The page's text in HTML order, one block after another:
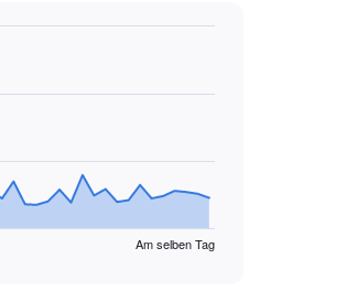
Am selben Tag